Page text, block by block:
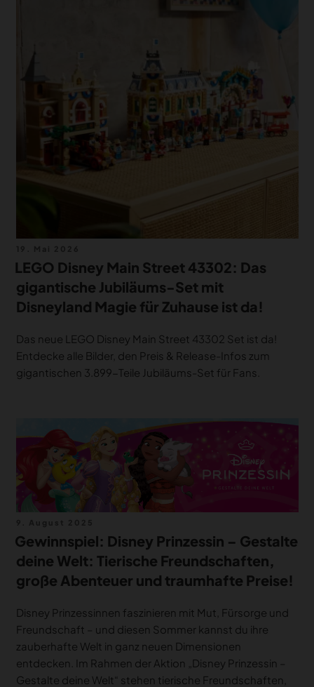
am
LEGO Disney Main Street 43302: Das
gigantische Jubiläums-Set mit
Disneyland Magie für Zuhause ist da!
Das neue LEGO Disney Main Street 43302 Set ist da!
Entdecke alle Bilder, den Preis & Release-Infos zum
gigantischen 3.899-Teile Jubiläums-Set für Fans.
am
Gewinnspiel: Disney Prinzessin – Gestalte
deine Welt: Tierische Freundschaften,
große Abenteuer und traumhafte Preise!
Disney Prinzessinnen faszinieren mit Mut, Fürsorge und
Freundschaft – und diesen Sommer kannst du ihre
zauberhafte Welt in ganz neuen Dimensionen
entdecken. Im Rahmen der Aktion „Disney Prinzessin –
Gestalte deine Welt“ stehen tierische Freundschaften,